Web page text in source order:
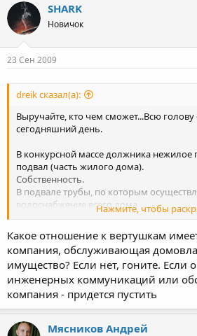
SHARK
Новичок
23 Сен 2009
dreik сказал(а):
Выручайте, кто чем сможет...Всю голову
сегодняшний день.
В конкурсной массе должника нежилое
подвал (часть жилого дома).
Собственность.
В подвале трубы, по которым
водоснабжение всего дома
и запорная арматура (краны-вентили).
Собственник соседнего нежилого
порядке (СОЮ) требует установления
ограниченного права пользования
помещением(беспрепятсвенный
возможность вертушки крутить).
Вопрос, как его послать помягче, но
Нажмите, чтобы
Какое отношение к вертушкам
компания, обслуживающая
имущество? Если нет, гоните. Если
инженерных коммуникаций или
компания - придется пустить
Мясников Андрей